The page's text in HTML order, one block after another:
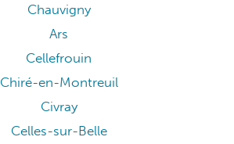
Chauvigny
Ars
Cellefrouin
Chiré-en-Montreuil
Civray
Celles-sur-Belle